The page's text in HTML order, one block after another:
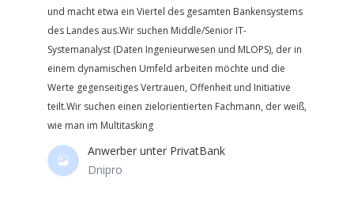
und macht etwa ein Viertel des gesamten Bankensystems
des Landes aus.Wir suchen Middle/Senior IT-
Systemanalyst (Daten Ingenieurwesen und MLOPS), der in
einem dynamischen Umfeld arbeiten möchte und die
Werte gegenseitiges Vertrauen, Offenheit und Initiative
teilt.Wir suchen einen zielorientierten Fachmann, der weiß,
wie man im Multitasking
Anwerber unter PrivatBank
Dnipro